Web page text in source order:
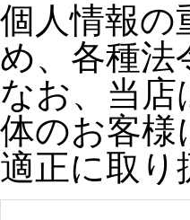
個人情報の
め、各種法
なお、当店
体のお客様
適正に取り